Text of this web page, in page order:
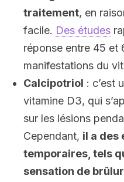
traitement, en
facile. Des études
réponse entre 45 et
manifestations du
Calcipotriol : c’est
vitamine D3, qui
sur les lésions
Cependant, il a des
temporaires, tels
sensation de